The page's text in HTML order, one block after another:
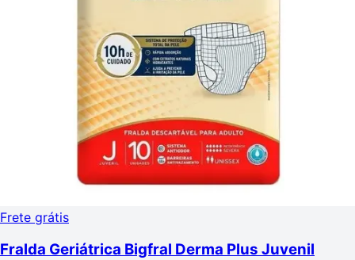
Frete grátis
Fralda Geriátrica Bigfral Derma Plus Juvenil